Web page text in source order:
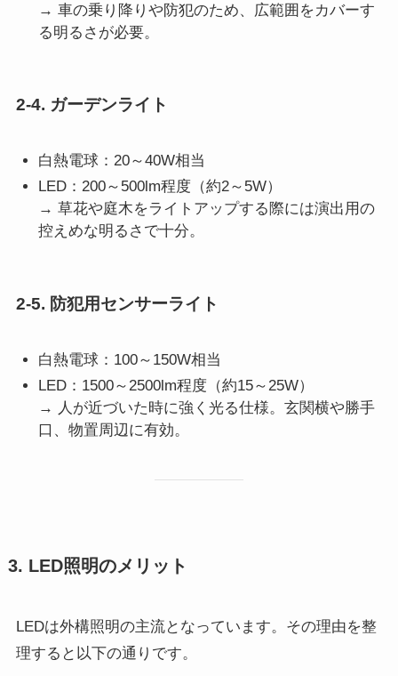
→ 車の乗り降りや防犯のため、広範囲をカバーす
る明るさが必要。
2-4. ガーデンライト
白熱電球：20～40W相当
LED：200～500lm程度（約2～5W）
→ 草花や庭木をライトアップする際には演出用の
控えめな明るさで十分。
2-5. 防犯用センサーライト
白熱電球：100～150W相当
LED：1500～2500lm程度（約15～25W）
→ 人が近づいた時に強く光る仕様。玄関横や勝手
口、物置周辺に有効。
3. LED照明のメリット
LEDは外構照明の主流となっています。その理由を整
理すると以下の通りです。